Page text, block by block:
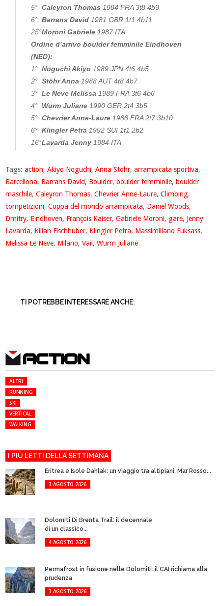
5°Caleyron Thomas 1984 FRA 3t8 4b9
6°Barrans David 1981 GBR 1t1 4b11
25°Moroni Gabriele 1987 ITA
Ordine d’arrivo boulder femminile Eindhoven
(NED):
1°Noguchi Akiyo 1989 JPN 4t6 4b5
2°Stöhr Anna 1988 AUT 4t8 4b7
3°Le Neve Melissa 1989 FRA 3t6 4b6
4° Wurm Juliane 1990 GER 2t4 3b5
5°Chevrier Anne-Laure 1988 FRA 2t7 3b10
6°Klingler Petra 1992 SUI 1t1 2b2
16°Lavarda Jenny 1984 ITA
Tags:action,Akiyo Noguchi,Anna Stohr,arrampicata sportiva,
Barcellona, Barrans David, Boulder, boulder femminile, boulder
maschile,Caleyron Thomas,Chevrier Anne-Laure,Climbing,
competizioni,Coppa del mondo arrampicata, Daniel Woods,
Dmitry, Eindhoven, François Kaiser,Gabriele Moroni, gare, Jenny
Lavarda, Kilian Fischhuber, Klingler Petra, Massimiliano Fuksass,
Melissa Le Neve, Milano,Vail ,Wurm Juliane
TI POTREBBE INTERESSARE ANCHE:
ACTION
ALTRI
RUNNING
SKI
VERTICAL
WALKING
I PIÙ LETTI DELLA SETTIMANA
Eritrea e Isole Dahlak: un viaggio tra altipiani, Mar Rosso...
3 AGOSTO 2026
Dolomiti Di Brenta Trail: il decennale
di un classico...
4 AGOSTO 2026
Permafrost in fusione nelle Dolomiti: il CAI richiama alla
prudenza
3 AGOSTO 2026